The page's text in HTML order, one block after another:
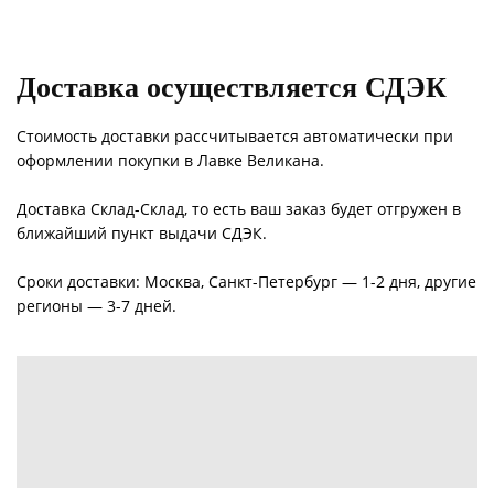
Доставка осуществляется СДЭК
Стоимость доставки рассчитывается автоматически при
оформлении покупки в Лавке Великана.
Доставка Склад-Склад, то есть ваш заказ будет отгружен в
ближайший пункт выдачи СДЭК.
Сроки доставки: Москва, Санкт-Петербург — 1-2 дня, другие
регионы — 3-7 дней.